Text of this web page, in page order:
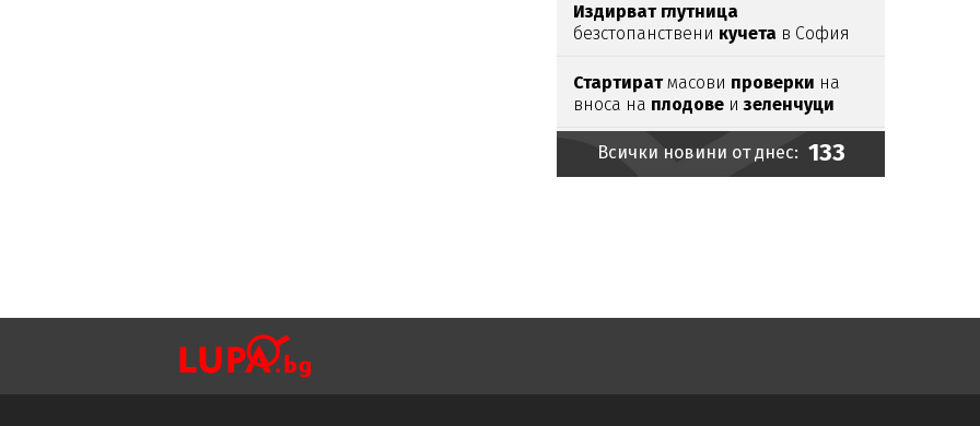
Издирват глутница
безстопанствени кучета в София
Стартиратмасови проверки на
вноса на плодове и зеленчуци
Бургас измъква „Евровизия“от
София?
Всички новини от днес: 133